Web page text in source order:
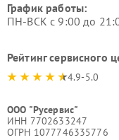
График работы:
ПН-ВСК с 9:00 до
Рейтинг сервисного
4.9-5.0
ООО "Русервис"
ИНН 7702633247
ОГРН 1077746335776